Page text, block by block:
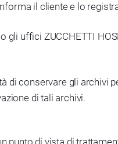
il cliente e lo
gli uffici ZUCCHETTI
di conservare gli archivi
di tali archivi.
punto di vista di